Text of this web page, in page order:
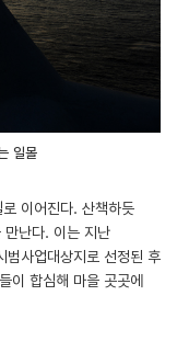
일몰
이어진다. 산책하듯
만난다. 이는 지난
범사업대상지로 선정된 후
이 합심해 마을 곳곳에